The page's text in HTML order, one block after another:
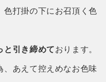
色打掛の下にお召頂く色
と引き締めております。
、あえて控えめなお色味